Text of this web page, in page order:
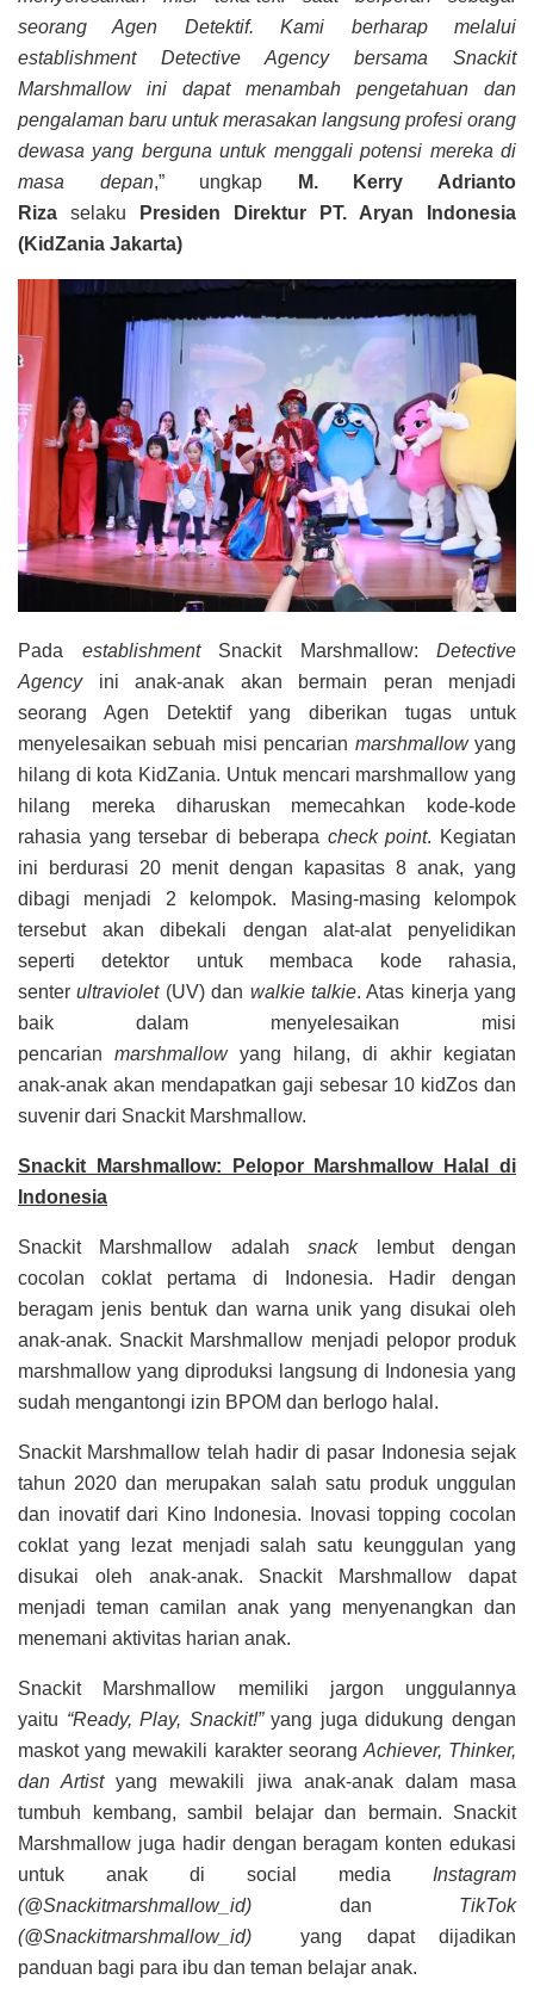
seorang Agen Detektif. Kami berharap melalui
establishment Detective Agency bersama Snackit
Marshmallow ini dapat menambah pengetahuan dan
pengalaman baru untuk merasakan langsung profesi orang
dewasa yang berguna untuk menggali potensi mereka di
masa depan,” ungkap
M. Kerry Adrianto
Riza selaku Presiden Direktur PT. Aryan Indonesia
(KidZania Jakarta)
Pada establishmentSnackit Marshmallow: Detective
Agencyini anak-anak akan bermain peran menjadi
seorang Agen Detektif yang diberikan tugas untuk
menyelesaikan sebuah misi pencarian marshmallowyang
hilang di kota KidZania. Untuk mencari marshmallow yang
hilang mereka diharuskan memecahkan kode-kode
rahasia yang tersebar di beberapa check point. Kegiatan
ini berdurasi 20 menit dengan kapasitas 8 anak, yang
dibagi menjadi 2 kelompok. Masing-masing kelompok
tersebut akan dibekali dengan alat-alat penyelidikan
seperti detektor untuk membaca kode rahasia,
senterultraviolet(UV) dan walkie talkie. Atas kinerja yang
baik dalam menyelesaikan misi
pencarian marshmallowyang hilang, di akhir kegiatan
anak-anak akan mendapatkan gaji sebesar 10 kidZos dan
suvenir dari Snackit Marshmallow.
Snackit Marshmallow: Pelopor Marshmallow Halal di
Indonesia
Snackit Marshmallow adalahsnacklembut dengan
cocolan coklat pertama di Indonesia. Hadir dengan
beragam jenis bentuk dan warna unik yang disukai oleh
anak-anak. Snackit Marshmallow menjadi pelopor produk
marshmallow yang diproduksi langsung di Indonesia yang
sudah mengantongi izin BPOM dan berlogo halal.
Snackit Marshmallow telah hadir di pasar Indonesia sejak
tahun 2020 dan merupakan salah satu produk unggulan
dan inovatif dari Kino Indonesia. Inovasi topping cocolan
coklat yang lezat menjadi salah satu keunggulan yang
disukai oleh anak-anak. Snackit Marshmallow dapat
menjadi teman camilan anak yang menyenangkan dan
menemani aktivitas harian anak.
Snackit Marshmallow memiliki jargon unggulannya
yaitu “Ready, Play, Snackit!”yang juga didukung dengan
maskot yang mewakili karakter seorang Achiever, Thinker,
dan Artistyang mewakili jiwa anak-anak dalam masa
tumbuh kembang, sambil belajar dan bermain. Snackit
Marshmallow juga hadir dengan beragam konten edukasi
untuk anak di social media Instagram
(@Snackitmarshmallow_id) dan TikTok
(@Snackitmarshmallow_id)
yang dapat dijadikan
panduan bagi para ibu dan teman belajar anak.